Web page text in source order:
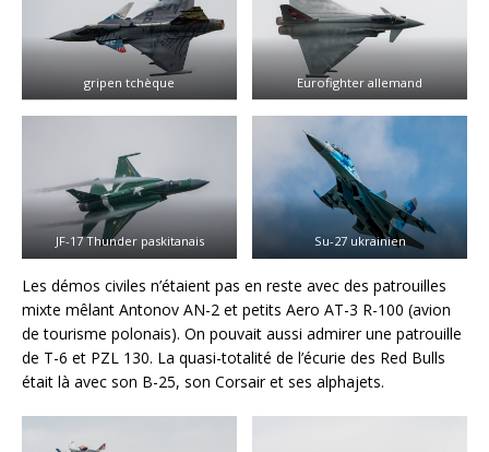
gripen tchèque Eurofighter allemand
JF-17 Thunder paskitanais Su-27 ukrainien
Les démos civiles n’étaient pas en reste avec des patrouilles
mixte mêlant Antonov AN-2 et petits Aero AT-3 R-100 (avion
de tourisme polonais). On pouvait aussi admirer une patrouille
de T-6 et PZL 130. La quasi-totalité de l’écurie des Red Bulls
était là avec son B-25, son Corsair et ses alphajets.